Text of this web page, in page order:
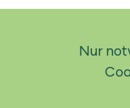
Dieses Modell soll
umfasst die
senkrechte Achse
Nur